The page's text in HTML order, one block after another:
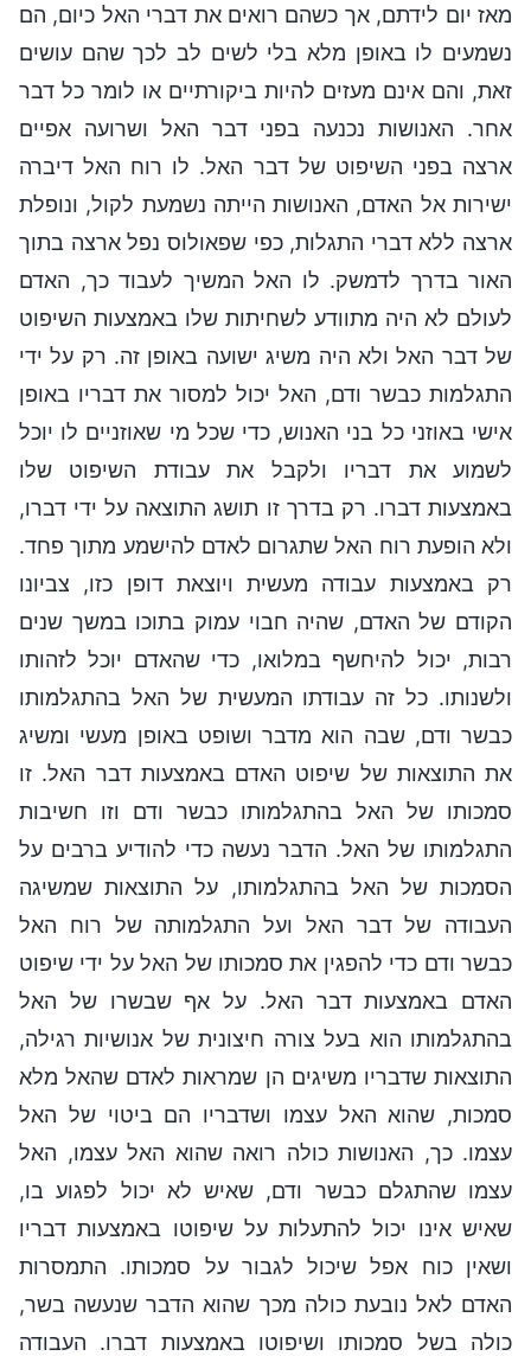
מאז יום לידתם, אך כשהם רואים את דברי האל כיום, הם
נשמעים לו באופן מלא בלי לשים לב לכך שהם עושים
זאת, והם אינם מעזים להיות ביקורתיים או לומר כל דבר
אחר. האנושות נכנעה בפני דבר האל ושרועה אפיים
ארצה בפני השיפוט של דבר האל. לו רוח האל דיברה
ישירות אל האדם, האנושות הייתה נשמעת לקול, ונופלת
ארצה ללא דברי התגלות, כפי שפאולוס נפל ארצה בתוך
האור בדרך לדמשק. לו האל המשיך לעבוד כך, האדם
לעולם לא היה מתוודע לשחיתות שלו באמצעות השיפוט
של דבר האל ולא היה משיג ישועה באופן זה. רק על ידי
התגלמות כבשר ודם, האל יכול למסור את דבריו באופן
אישי באוזני כל בני האנוש, כדי שכל מי שאוזניים לו יוכל
לשמוע את דבריו ולקבל את עבודת השיפוט שלו
באמצעות דברו. רק בדרך זו תושג התוצאה על ידי דברו,
ולא הופעת רוח האל שתגרום לאדם להישמע מתוך פחד.
רק באמצעות עבודה מעשית ויוצאת דופן כזו, צביונו
הקודם של האדם, שהיה חבוי עמוק בתוכו במשך שנים
רבות, יכול להיחשף במלואו, כדי שהאדם יוכל לזהותו
ולשנותו. כל זה עבודתו המעשית של האל בהתגלמותו
כבשר ודם, שבה הוא מדבר ושופט באופן מעשי ומשיג
את התוצאות של שיפוט האדם באמצעות דבר האל. זו
סמכותו של האל בהתגלמותו כבשר ודם וזו חשיבות
התגלמותו של האל. הדבר נעשה כדי להודיע ברבים על
הסמכות של האל בהתגלמותו, על התוצאות שמשיגה
העבודה של דבר האל ועל התגלמותה של רוח האל
כבשר ודם כדי להפגין את סמכותו של האל על ידי שיפוט
האדם באמצעות דבר האל. על אף שבשרו של האל
בהתגלמותו הוא בעל צורה חיצונית של אנושיות רגילה,
התוצאות שדבריו משיגים הן שמראות לאדם שהאל מלא
סמכות, שהוא האל עצמו ושדבריו הם ביטוי של האל
עצמו. כך, האנושות כולה רואה שהוא האל עצמו, האל
עצמו שהתגלם כבשר ודם, שאיש לא יכול לפגוע בו,
שאיש אינו יכול להתעלות על שיפוטו באמצעות דבריו
ושאין כוח אפל שיכול לגבור על סמכותו. התמסרות
האדם לאל נובעת כולה מכך שהוא הדבר שנעשה בשר,
כולה בשל סמכותו ושיפוטו באמצעות דברו. העבודה